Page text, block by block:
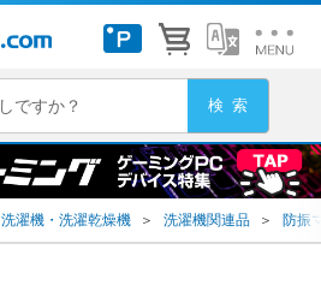
洗濯機・洗濯乾燥機 ＞ 洗濯機関連品 ＞ 防振